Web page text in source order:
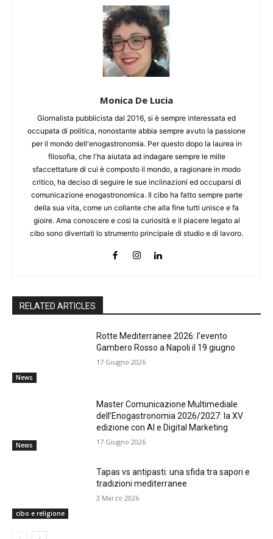
Monica De Lucia
Giornalista pubblicista dal 2016, si è sempre interessata ed
occupata di politica, nonostante abbia sempre avuto la passione
per il mondo dell'enogastronomia. Per questo dopo la laurea in
filosofia, che l'ha aiutata ad indagare sempre le mille
sfaccettature di cui è composto il mondo, a ragionare in modo
critico, ha deciso di seguire le sue inclinazioni ed occuparsi di
comunicazione enogastronomica. Il cibo ha fatto sempre parte
della sua vita, come un collante che alla fine tutti unisce e fa
gioire. Ama conoscere e così la curiosità e il piacere legato al
cibo sono diventati lo strumento principale di studio e di lavoro.
RELATED ARTICLES
News
Rotte Mediterranee 2026: l’evento
Gambero Rosso a Napoli il 19 giugno
17 Giugno 2026
News
Master Comunicazione Multimediale
dell’Enogastronomia 2026/2027: la XV
edizione con AI e Digital Marketing
17 Giugno 2026
cibo e religione
Tapas vs antipasti: una sfida tra sapori e
tradizioni mediterranee
3 Marzo 2026